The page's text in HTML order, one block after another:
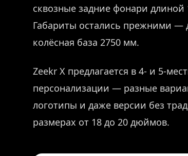
сквозные задние фонари
Габариты остались прежними —
колёсная база 2750 мм.
Zeekr X предлагается в 4- и 5-
персонализации — разные
логотипы и даже версии без
размерах от 18 до 20 дюймов.